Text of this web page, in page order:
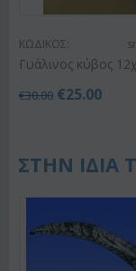
ΚΩΔΙΚΟΣ:
Γυάλινος κύβος
€30.00 €25.00
ΣΤΗΝ ΙΔΙΑ